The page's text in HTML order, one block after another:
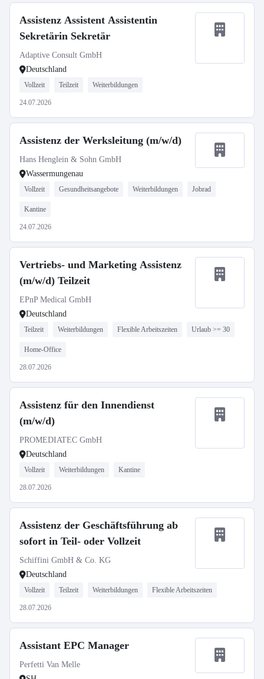
Assistenz Assistent Assistentin
Sekretärin Sekretär
Adaptive Consult GmbH
Deutschland
Vollzeit Teilzeit Weiterbildungen
24.07.2026
Assistenz der Werksleitung (m/w/d)
Hans Henglein & Sohn GmbH
Wassermungenau
Vollzeit Gesundheitsangebote Weiterbildungen Jobrad
Kantine
24.07.2026
Vertriebs- und Marketing Assistenz
(m/w/d) Teilzeit
EPnP Medical GmbH
Deutschland
Teilzeit Weiterbildungen Flexible Arbeitszeiten Urlaub >= 30
Home-Office
28.07.2026
Assistenz für den Innendienst
(m/w/d)
PROMEDIATEC GmbH
Deutschland
Vollzeit Weiterbildungen Kantine
28.07.2026
Assistenz der Geschäftsführung ab
sofort in Teil- oder Vollzeit
Schiffini GmbH & Co. KG
Deutschland
Vollzeit Teilzeit Weiterbildungen Flexible Arbeitszeiten
28.07.2026
Assistant EPC Manager
Perfetti Van Melle